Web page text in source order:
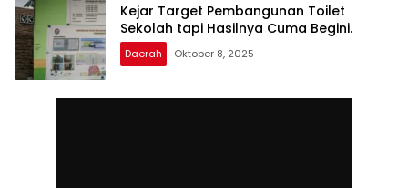
Kejar Target Pembangunan Toilet
Sekolah tapi Hasilnya Cuma Begini.
Daerah Oktober 8, 2025